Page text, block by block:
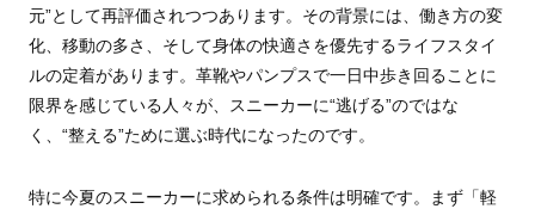
元”として再評価されつつあります。その背景には、働き方の変
化、移動の多さ、そして身体の快適さを優先するライフスタイ
ルの定着があります。革靴やパンプスで一日中歩き回ることに
限界を感じている人々が、スニーカーに“逃げる”のではな
く、“整える”ために選ぶ時代になったのです。
特に今夏のスニーカーに求められる条件は明確です。まず「軽